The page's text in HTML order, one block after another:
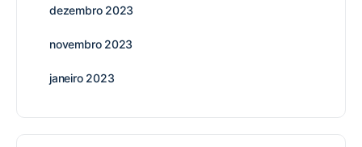
dezembro 2023
novembro 2023
janeiro 2023